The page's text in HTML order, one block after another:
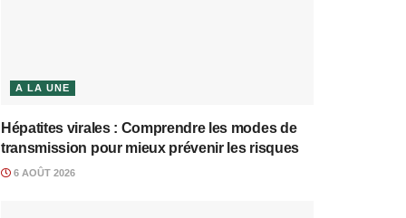
A LA UNE
Hépatites virales : Comprendre les modes de
transmission pour mieux prévenir les risques
6 AOÛT 2026